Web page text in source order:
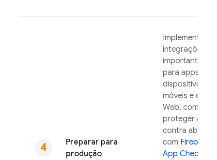
Preparar para
produção
Implemente
integrações
importantes
para apps para
dispositivos
móveis e da
Web, como
proteger a API
contra abusos
com Firebase
App Check